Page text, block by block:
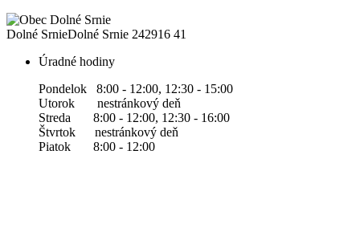
Dolné SrnieDolné Srnie 242916 41
Úradné hodiny
Pondelok 8:00 - 12:00, 12:30 - 15:00
Utorok nestránkový deň
Streda 8:00 - 12:00, 12:30 - 16:00
Štvrtok nestránkový deň
Piatok 8:00 - 12:00